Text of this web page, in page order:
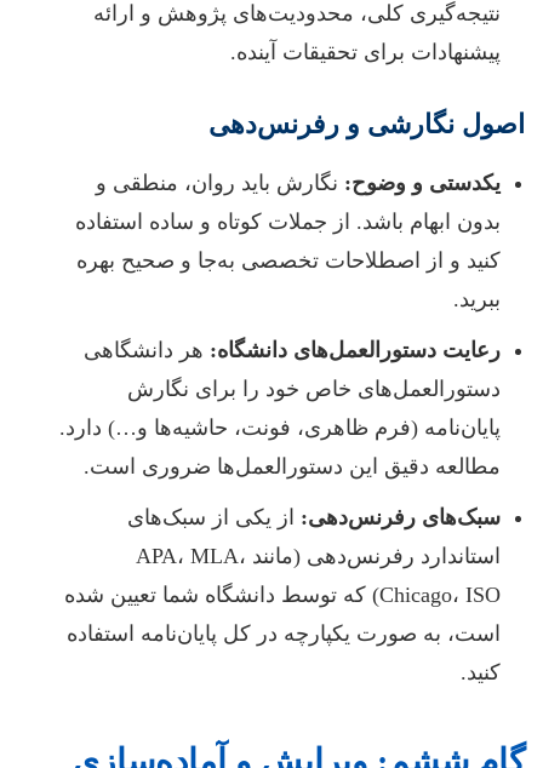
نتیجه‌گیری کلی، محدودیت‌های پژوهش و ارائه
پیشنهادات برای تحقیقات آینده.
اصول نگارشی و رفرنس‌دهی
یکدستی و وضوح: نگارش باید روان، منطقی و
بدون ابهام باشد. از جملات کوتاه و ساده استفاده
کنید و از اصطلاحات تخصصی به‌جا و صحیح بهره
ببرید.
رعایت دستورالعمل‌های دانشگاه: هر دانشگاهی
دستورالعمل‌های خاص خود را برای نگارش
پایان‌نامه (فرم ظاهری، فونت، حاشیه‌ها و…) دارد.
مطالعه دقیق این دستورالعمل‌ها ضروری است.
سبک‌های رفرنس‌دهی: از یکی از سبک‌های
استاندارد رفرنس‌دهی (مانند APA، MLA،
Chicago، ISO) که توسط دانشگاه شما تعیین شده
است، به صورت یکپارچه در کل پایان‌نامه استفاده
کنید.